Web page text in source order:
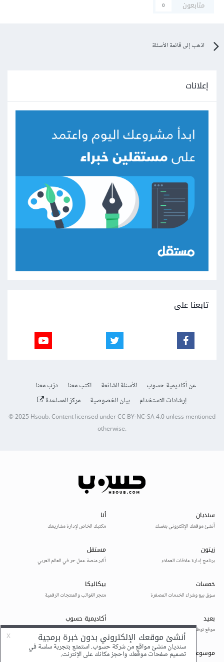
متابعون
0
اذهب إلى قائمة الأسئلة
إعلانات
تابعنا على
عن أكاديمية حسوب الأسئلة الشائعة اكتب معنا
درّب معنا
إرشادات الاستخدام
بيان الخصوصية مركز المساعدة
© 2025Hsoub.Content licensed underCC BY-NC-SA 4.0unless mentioned
otherwise.